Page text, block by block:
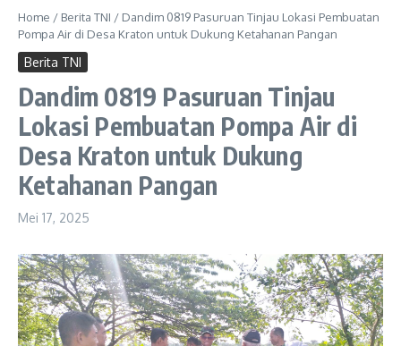
Home / Berita TNI / Dandim 0819 Pasuruan Tinjau Lokasi Pembuatan
Pompa Air di Desa Kraton untuk Dukung Ketahanan Pangan
Berita TNI
Dandim 0819 Pasuruan Tinjau
Lokasi Pembuatan Pompa Air di
Desa Kraton untuk Dukung
Ketahanan Pangan
Mei 17, 2025